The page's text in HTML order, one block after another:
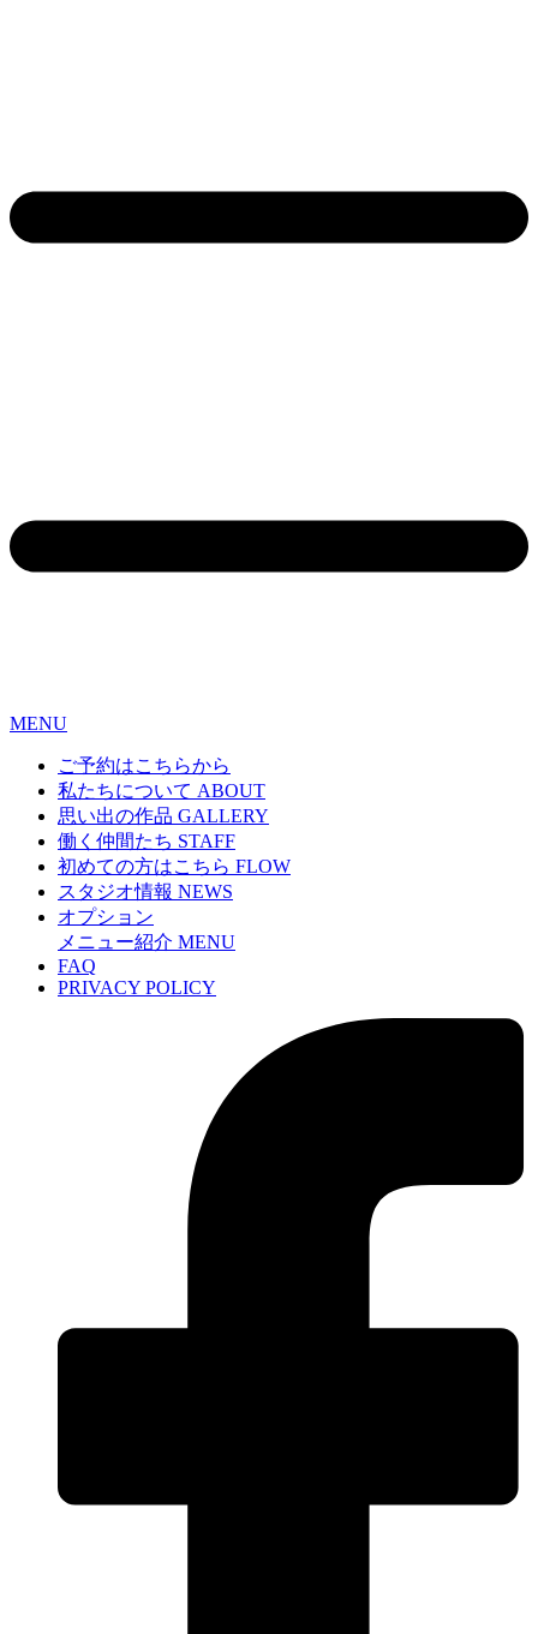
MENU
ご予約はこちらから
私たちについて ABOUT
思い出の作品 GALLERY
働く仲間たち STAFF
初めての方はこちら FLOW
スタジオ情報 NEWS
オプション
メニュー紹介 MENU
FAQ
PRIVACY POLICY